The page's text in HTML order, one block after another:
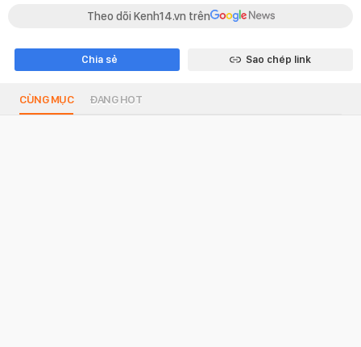
Theo dõi Kenh14.vn trên
Chia sẻ Sao chép link
CÙNG MỤC ĐANG HOT